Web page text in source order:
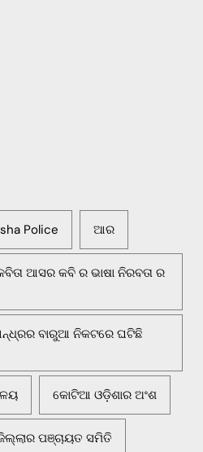
Police ଆର
ଆସର କବି ର ଭାଷା ନିରବତା ର
ବାରୁଆ ନିକଟରେ ଘଟିଛି
କୋଟିଆ ଓଡ଼ିଶାର ଅଂଶ
ପଞ୍ଚାୟତ ସମିତି